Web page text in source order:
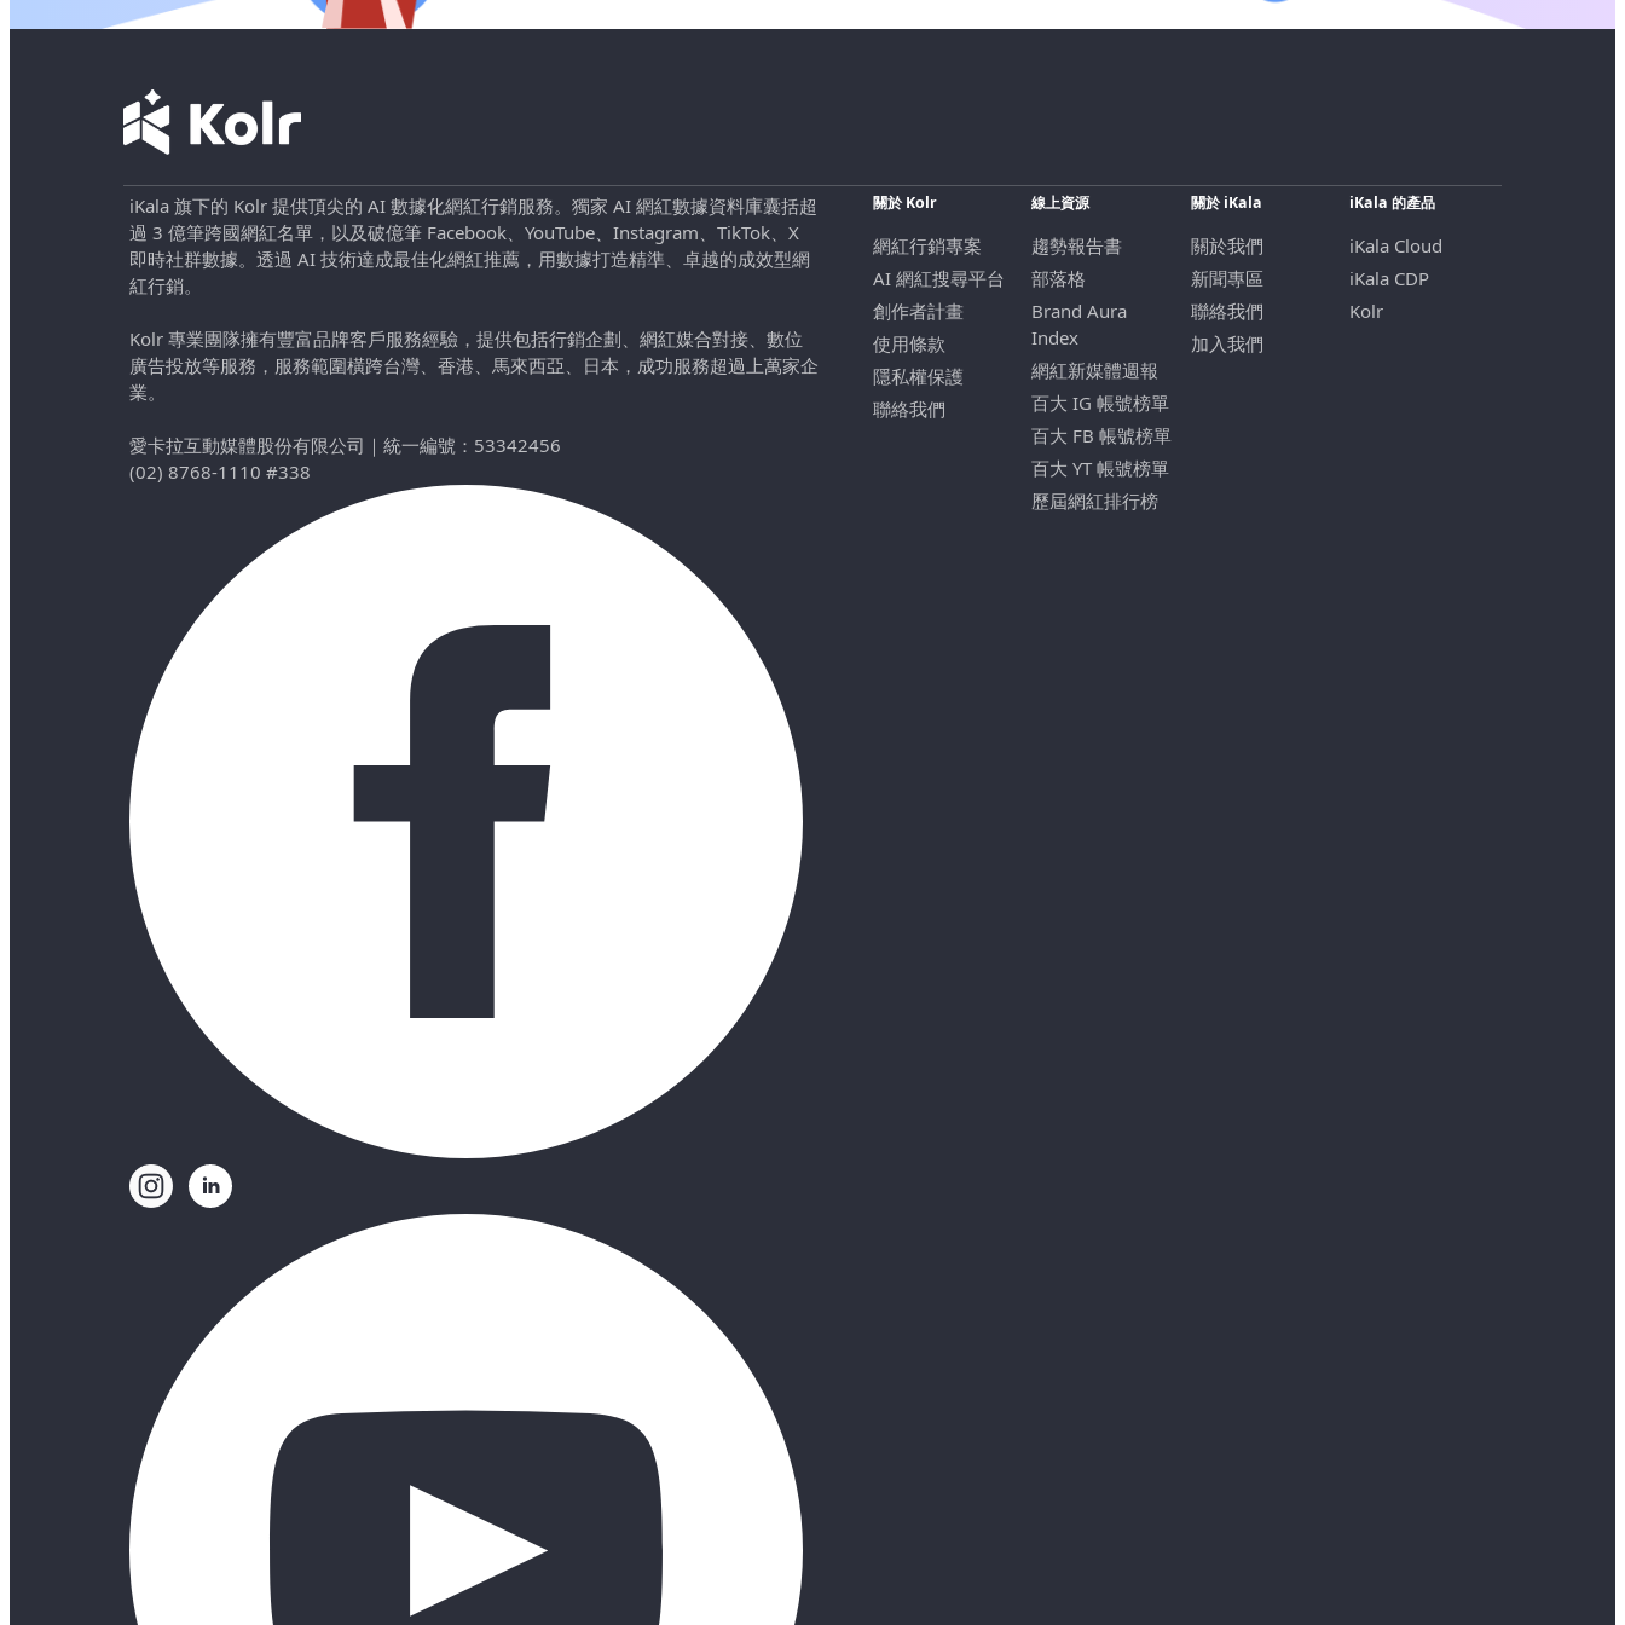
iKala 旗下的 Kolr 提供頂尖的 AI 數據化網紅行銷服務。獨家 AI 網紅數據資料庫囊括超
過 3 億筆跨國網紅名單，以及破億筆 Facebook、YouTube、Instagram、TikTok、X
即時社群數據。透過 AI 技術達成最佳化網紅推薦，用數據打造精準、卓越的成效型網
紅行銷。
Kolr 專業團隊擁有豐富品牌客戶服務經驗，提供包括行銷企劃、網紅媒合對接、數位
廣告投放等服務，服務範圍橫跨台灣、香港、馬來西亞、日本，成功服務超過上萬家企
業。
愛卡拉互動媒體股份有限公司 ｜ 統一編號：53342456
(02) 8768-1110 #338
關於 Kolr
網紅行銷專案
AI 網紅搜尋平台
創作者計畫
使用條款
隱私權保護
聯絡我們
線上資源
趨勢報告書
部落格
Brand Aura
Index
網紅新媒體週報
百大 IG 帳號榜單
百大 FB 帳號榜單
百大 YT 帳號榜單
歷屆網紅排行榜
關於 iKala
關於我們
新聞專區
聯絡我們
加入我們
iKala 的產品
iKala Cloud
iKala CDP
Kolr